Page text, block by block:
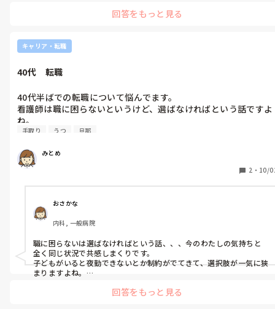
また、スタッフが多い方が電話当番の数も減るし、教育や訪問にも
リハビリメインのステーションだと、元気な方が多そうなので、褥
瘡処置や点滴などの業務は少ない？ほぼない？のかなと思ったりし
回答をもっと見る
キャリア・転職
40代　転職
40代半ばでの転職について悩んでます。
看護師は職に困らないというけど、選ばなければという話ですよ
ね。
訪問看護にすすむか、クリニックも検討するか、病院か、ただ過
今施設勤務中です。前職では病院勤務、急性期を10数年経験しま
した。病院勤務から5年くらい離れ施設で働いてます。職場は医
療行為が少なく物足りないです。かといって楽ではなく大変なと
きあります。
夜勤なく規則正しい生活できるのは助かってます。
今度の転職で定年まで働きたい気持ちはあります。
稼ぎたい気持ちもあります。稼ぐならきつくなることを覚悟しな
いといけないですよね。
ワークライフバランスを考えると今の施設勤務なんですけど、こ
のままずっとここで働くと思うと憂うつです。
ちなみに小学生低学年の子ども2人います。共働きで旦那の給料
手取り うつ 旦那
みとめ
2 ・ 10/
おさかな
内科, 一般病院
職に困らないは選ばなければという話、、、今のわたしの気持ちと
全く同じ状況で共感しまくりです。
子どもがいると夜勤できないとか制約がでてきて、選択肢が一気に狭
まりますよね。
もし、みとめさんががっつり医療行為、看護がしたいなら、訪問看
回答をもっと見る